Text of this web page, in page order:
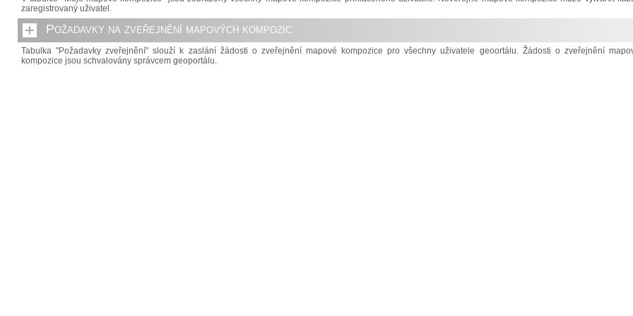
zaregistrovaný uživatel.
Požadavky na zveřejnění mapových kompozic
Tabulka "Požadavky zveřejnění" slouží k zaslání žádosti o zveřejnění mapové kompozice pro všechny uživatele geoortálu. Žádosti o zveřejnění
kompozice jsou schvalovány správcem geoportálu.